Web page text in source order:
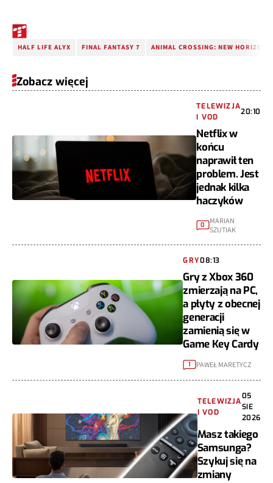
HALF LIFE ALYX FINAL FANTASY 7 ANIMAL CROSSING: NEW HORIZONS
Zobacz więcej
TELEWIZJA
I VOD
20:10
Netflix w
końcu
naprawił ten
problem. Jest
jednak kilka
haczyków
0
MARIAN
SZUTIAK
GRY08:13
Gry z Xbox 360
zmierzają na PC,
a płyty z obecnej
generacji
zamienią się w
Game Key Cardy
1 PAWEŁ MARETYCZ
TELEWIZJA
I VOD
05
SIE
2026
Masz takiego
Samsunga?
Szykuj się na
zmiany